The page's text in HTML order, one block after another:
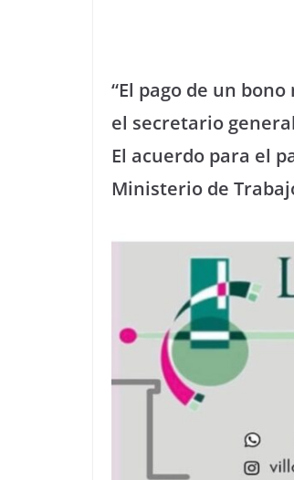
“El pago de un
el secretario
El acuerdo para el
Ministerio de